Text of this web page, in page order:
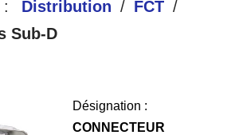
: Distribution
FCT
Sub-D
Désignation :
CONNECTEUR